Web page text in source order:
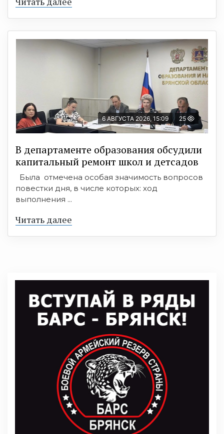
6 АВГУСТА 2026, 15:09 25
В департаменте образования обсудили
капитальный ремонт школ и детсадов
Была отмечена особая значимость вопросов
повестки дня, в числе которых: ход
выполнения ...
Читать далее